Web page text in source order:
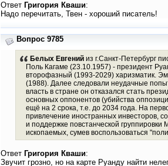
Ответ Григория Кваши:
Надо перечитать, Твен - хороший писатель!
Вопрос 9785
Белых Евгенийиз г.Санкт-Петербург
Поль Кагаме (23.10.1957) - президент
второфазный (1993-2029) харизматик.
(1988). Далее следовали неудачные
власть в стране он отказался стать
основных оппонентов (убийства
ещё на 2 срока, т.е. до 2034 года. На
привлечение иностранных инвесторов,
и поддержке повстанческой
ископаемых, сумев воспользоваться
Ответ Григория Кваши:
Звучит грозно, но на карте Руанду найти